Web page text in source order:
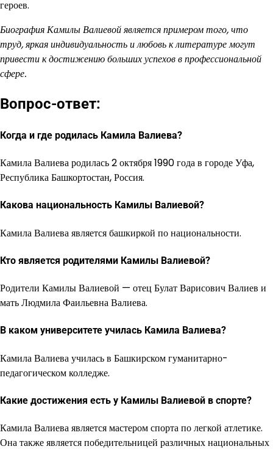
героев.
Биография Камилы Валиевой является примером того, что
труд, яркая индивидуальность и любовь к литературе могут
привести к достижению больших успехов в профессиональной
сфере.
Вопрос-ответ:
Когда и где родилась Камила Валиева?
Камила Валиева родилась 2 октября 1990 года в городе Уфа,
Республика Башкортостан, Россия.
Какова национальность Камилы Валиевой?
Камила Валиева является башкиркой по национальности.
Кто является родителями Камилы Валиевой?
Родители Камилы Валиевой — отец Булат Варисович Валиев и
мать Людмила Фаильевна Валиева.
В каком университете училась Камила Валиева?
Камила Валиева училась в Башкирском гуманитарно-
педагогическом колледже.
Какие достижения есть у Камилы Валиевой в спорте?
Камила Валиева является мастером спорта по легкой атлетике.
Она также является победительницей различных национальных